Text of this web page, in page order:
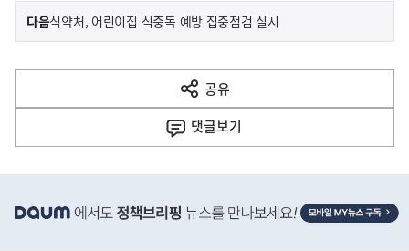
이
전
다
음
다음기
사
식약처, 어린이집 식중독 예방 집중점검 실시
공유
열
기
댓글보기
단